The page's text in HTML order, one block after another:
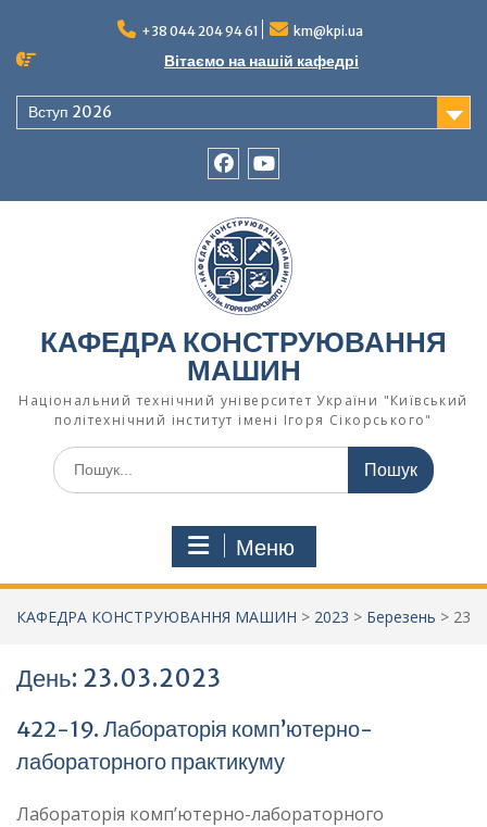
вмісту
+38 044 204 94 61 km@kpi.ua
Вітаємо на нашій кафедрі
Вступ 2026
КАФЕДРА КОНСТРУЮВАННЯ
МАШИН
Національний технічний університет України "Київський
політехнічний інститут імені Ігоря Сікорського"
Шукати:
Меню
КАФЕДРА КОНСТРУЮВАННЯ МАШИН > 2023 > Березень > 23
День: 23.03.2023
422-19. Лабораторія комп’ютерно-
лабораторного практикуму
Лабораторія комп’ютерно-лабораторного